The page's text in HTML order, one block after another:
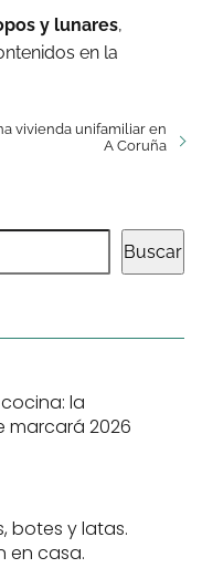
y lunares,
en la
vivienda unifamiliar en
A Coruña
Buscar
la
marcará 2026
botes y latas.
en casa.